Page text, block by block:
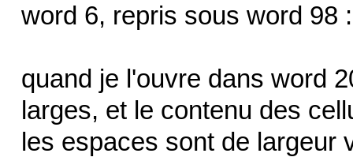
word 6, repris sous word 98
quand je l'ouvre dans word
larges, et le contenu des
les espaces sont de largeur